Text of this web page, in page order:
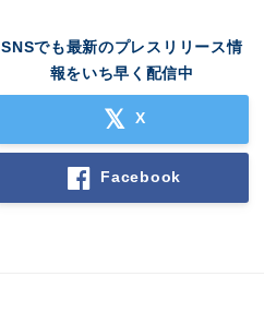
SNSでも最新のプレスリリース情
報をいち早く配信中
X
Facebook